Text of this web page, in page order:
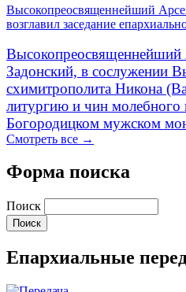
Высокопреосвященнейший
возглавил заседание
Задонский, в сослужении
схимитрополита Никона
литургию и чин молебного
Богородицком мужском
Смотреть все →
Форма поиска
Поиск
Епархиальные